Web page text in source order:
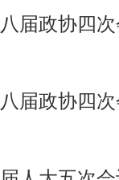
届政协四
届政协四